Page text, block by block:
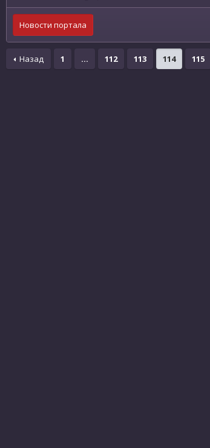
Новости портала
Назад 1 … 112 113 114 115